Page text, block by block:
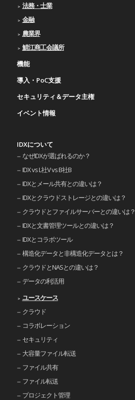
法務・士業
金融
農業界
鯖江商工会議所
機能
導入・PoC支援
セキュリティ＆データ主権
イベント情報
IDXについて
なぜIDXが選ばれるのか？
IDX vs L社V vs B社B
IDXとメール共有との違いは？
IDXとクラウドストレージとの違いは？
クラウドとファイルサーバーとの違いは？
IDXと文書管理ツールとの違いは？
IDXとコラボツール
構造化データと非構造化データとは？
クラウドとNASとの違いは？
データの利活用
ユースケース
クラウド
コラボレーション
セキュリティ
大容量ファイル転送
ファイル共有
ファイル転送
プロジェクト管理